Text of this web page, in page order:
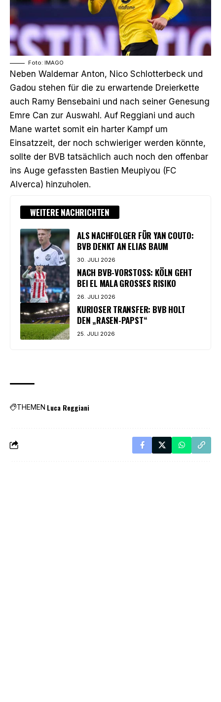
Foto: IMAGO
Neben Waldemar Anton, Nico Schlotterbeck und
Gadou stehen für die zu erwartende Dreierkette
auch Ramy Bensebaini und nach seiner Genesung
Emre Can zur Auswahl. Auf Reggiani und auch
Mane wartet somit ein harter Kampf um
Einsatzzeit, der noch schwieriger werden könnte,
sollte der BVB tatsächlich auch noch den offenbar
ins Auge gefassten Bastien Meupiyou (FC
Alverca) hinzuholen.
WEITERE NACHRICHTEN
ALS NACHFOLGER FÜR YAN COUTO:
BVB DENKT AN ELIAS BAUM
30. JULI 2026
NACH BVB-VORSTOSS: KÖLN GEHT B
EI EL MALA GROSSES RISIKO
26. JULI 2026
KURIOSER TRANSFER: BVB HOLT
DEN „RASEN-PAPST“
25. JULI 2026
THEMEN Luca Reggiani